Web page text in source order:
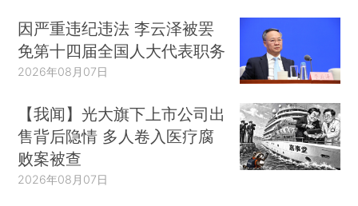
因严重违纪违法 李云泽被罢
免第十四届全国人大代表职务
2026年08月07日
【我闻】光大旗下上市公司出
售背后隐情 多人卷入医疗腐
败案被查
2026年08月07日